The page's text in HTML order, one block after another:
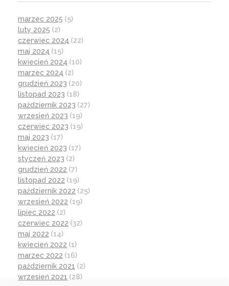
marzec 2025 (5)
luty 2025 (2)
czerwiec 2024 (22)
maj 2024 (15)
kwiecień 2024 (10)
marzec 2024 (2)
grudzień 2023 (20)
listopad 2023 (18)
październik 2023 (27)
wrzesień 2023 (19)
czerwiec 2023 (19)
maj 2023 (17)
kwiecień 2023 (17)
styczeń 2023 (2)
grudzień 2022 (7)
listopad 2022 (19)
październik 2022 (25)
wrzesień 2022 (19)
lipiec 2022 (2)
czerwiec 2022 (32)
maj 2022 (14)
kwiecień 2022 (1)
marzec 2022 (16)
październik 2021 (2)
wrzesień 2021 (28)